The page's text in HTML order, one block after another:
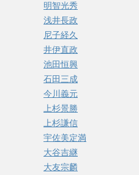
明智光秀
浅井長政
尼子経久
井伊直政
池田恒興
石田三成
今川義元
上杉景勝
上杉謙信
宇佐美定満
大谷吉継
大友宗麟